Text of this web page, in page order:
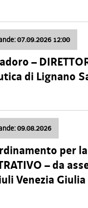
07.09.2026 12:00
–
di Lignano
09.08.2026
per
– da
Venezia Giulia